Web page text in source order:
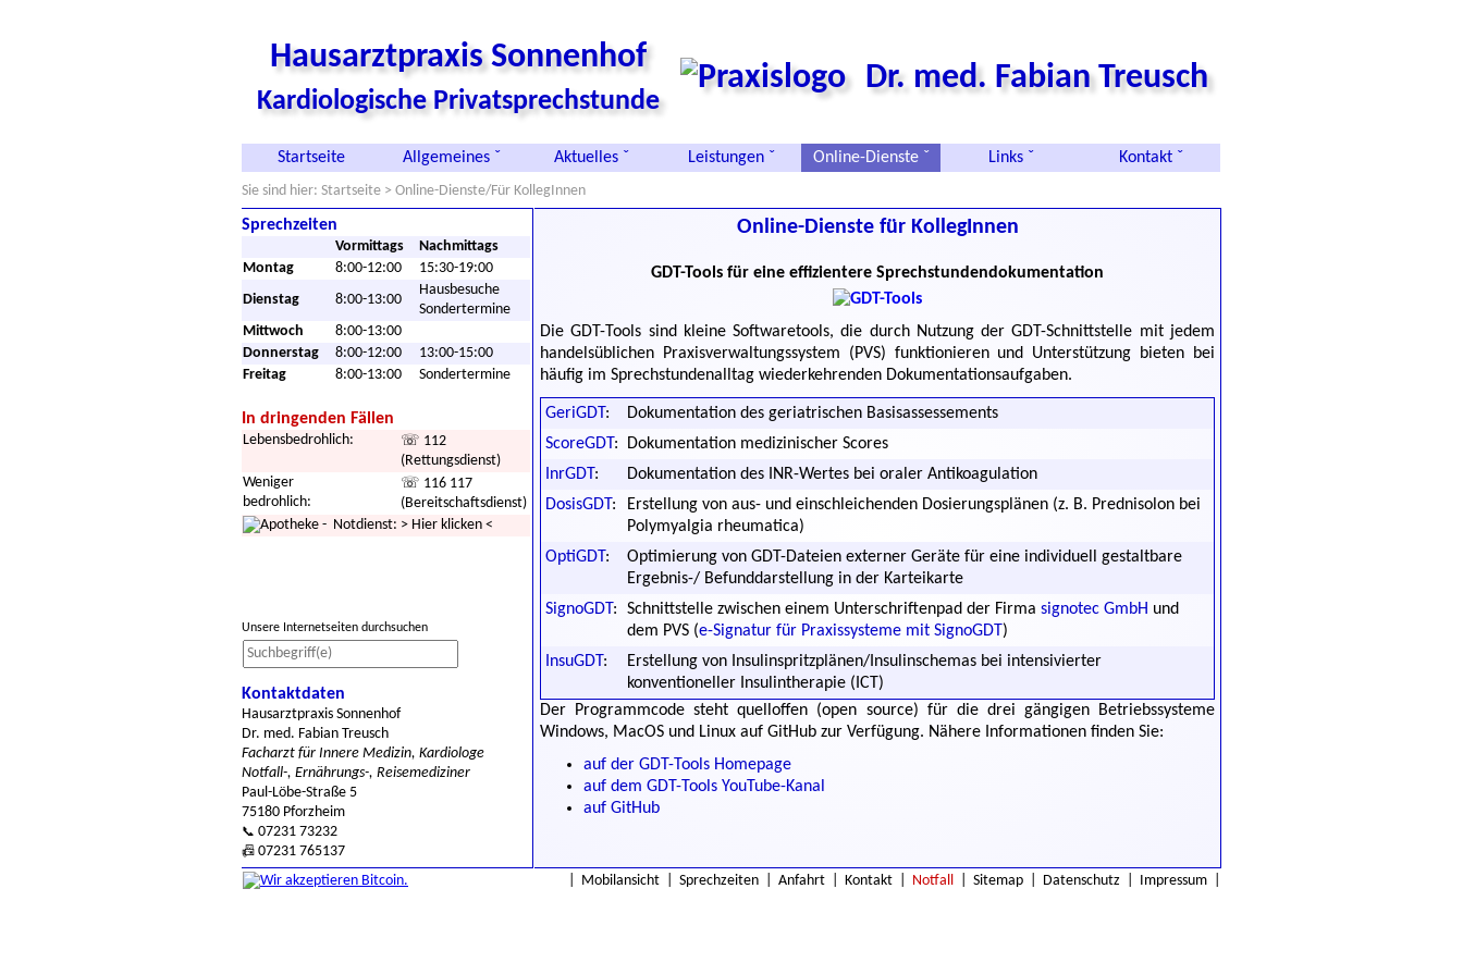
Hausarztpraxis Sonnenhof
Kardiologische Privatsprechstunde
Dr. med. Fabian Treusch
Startseite Allgemeines ˇ Aktuelles ˇ Leistungen ˇ Online-Dienste ˇ Links ˇ Kontakt ˇ
Sie sind hier: Startseite > Online-Dienste/Für KollegInnen
Sprechzeiten
Vormittags
Nachmittags
Montag
8:00-12:00
15:30-19:00
Dienstag
8:00-13:00
Hausbesuche
Sondertermine
Mittwoch
8:00-13:00
Donnerstag
8:00-12:00
13:00-15:00
Freitag
8:00-13:00 Sondertermine
In dringenden Fällen
Lebensbedrohlich:
☏ 112
(Rettungsdienst)
Weniger
bedrohlich:
☏ 116 117
(Bereitschaftsdienst)
- Notdienst: > Hier klicken <
Unsere Internetseiten durchsuchen
Kontaktdaten
Hausarztpraxis Sonnenhof
Dr. med. Fabian Treusch
Facharzt für Innere Medizin, Kardiologe
Notfall-, Ernährungs-, Reisemediziner
Paul-Löbe-Straße 5
75180 Pforzheim
📞 07231 73232
📠 07231 765137
Online-Dienste für KollegInnen
GDT-Tools für eine effizientere Sprechstundendokumentation
Die GDT-Tools sind kleine Softwaretools, die durch Nutzung der GDT-Schnittstelle mit jedem
handelsüblichen Praxisverwaltungssystem (PVS) funktionieren und Unterstützung bieten bei
häufig im Sprechstundenalltag wiederkehrenden Dokumentationsaufgaben.
GeriGDT:
Dokumentation des geriatrischen Basisassessements
ScoreGDT:
Dokumentation medizinischer Scores
InrGDT:
Dokumentation des INR-Wertes bei oraler Antikoagulation
DosisGDT:
Erstellung von aus- und einschleichenden Dosierungsplänen (z. B. Prednisolon bei
Polymyalgia rheumatica)
OptiGDT:
Optimierung von GDT-Dateien externer Geräte für eine individuell gestaltbare
Ergebnis-/ Befunddarstellung in der Karteikarte
SignoGDT: Schnittstelle zwischen einem Unterschriftenpad der Firma signotec GmbH und
dem PVS (e-Signatur für Praxissysteme mit SignoGDT)
InsuGDT:
Erstellung von Insulinspritzplänen/Insulinschemas bei intensivierter
konventioneller Insulintherapie (ICT)
Der Programmcode steht quelloffen (open source) für die drei gängigen Betriebssysteme
Windows, MacOS und Linux auf GitHub zur Verfügung. Nähere Informationen finden Sie:
auf der GDT-Tools Homepage
auf dem GDT-Tools YouTube-Kanal
auf GitHub
Mobilansicht Sprechzeiten Anfahrt Kontakt Notfall Sitemap Datenschutz Impressum